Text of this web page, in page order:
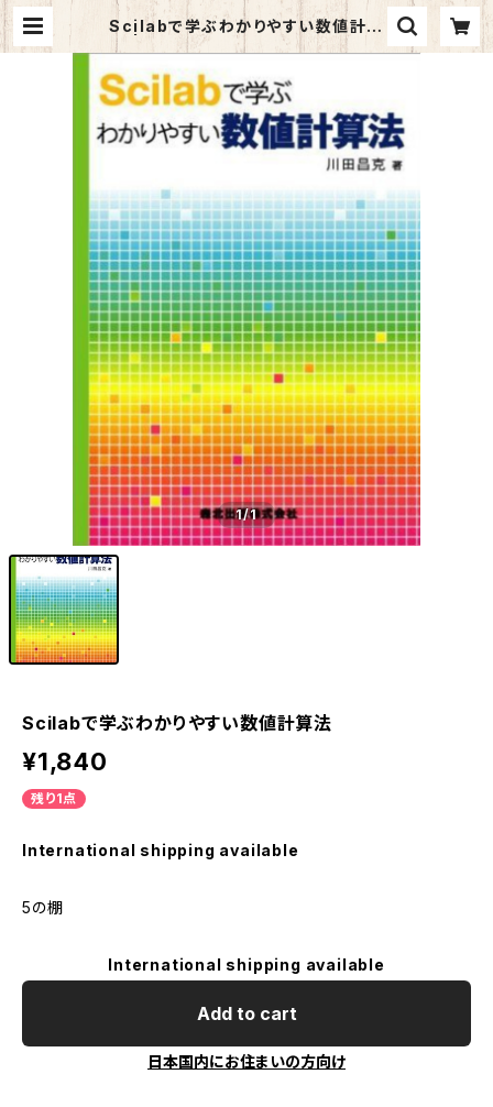
Scilabで学ぶわかりやすい数値計算
法 | マイブックス関大前店(店頭受取
1/1
Scilabで学ぶわかりやすい数値計算法
¥1,840
残り1点
International shipping available
5の棚
International shipping available
Add to cart
日本国内にお住まいの方向け